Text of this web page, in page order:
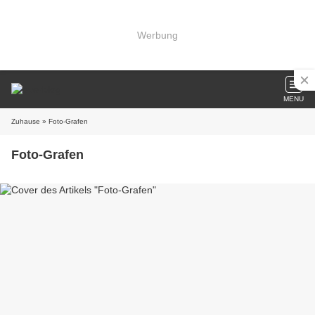
Werbung
MENU
Zuhause » Foto-Grafen
Foto-Grafen